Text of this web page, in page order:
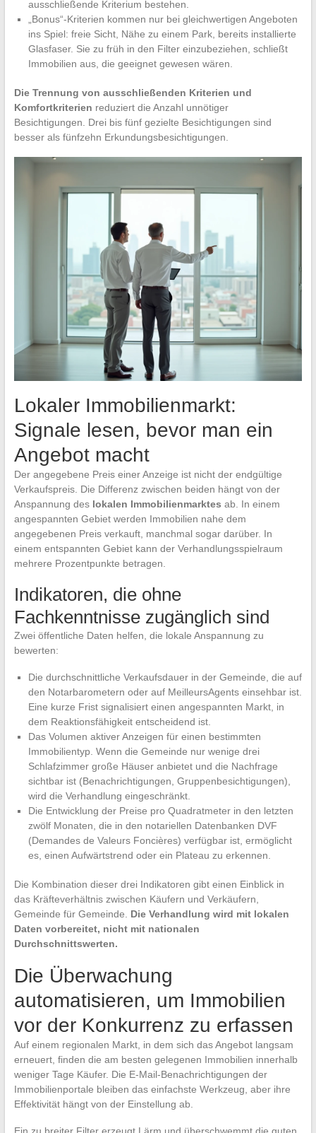
ausschließende Kriterium bestehen.
„Bonus“-Kriterien kommen nur bei gleichwertigen Angeboten
ins Spiel: freie Sicht, Nähe zu einem Park, bereits installierte
Glasfaser. Sie zu früh in den Filter einzubeziehen, schließt
Immobilien aus, die geeignet gewesen wären.
Die Trennung von ausschließenden Kriterien und
Komfortkriterien reduziert die Anzahl unnötiger
Besichtigungen. Drei bis fünf gezielte Besichtigungen sind
besser als fünfzehn Erkundungsbesichtigungen.
Lokaler Immobilienmarkt:
Signale lesen, bevor man ein
Angebot macht
Der angegebene Preis einer Anzeige ist nicht der endgültige
Verkaufspreis. Die Differenz zwischen beiden hängt von der
Anspannung des lokalen Immobilienmarktes ab. In einem
angespannten Gebiet werden Immobilien nahe dem
angegebenen Preis verkauft, manchmal sogar darüber. In
einem entspannten Gebiet kann der Verhandlungsspielraum
mehrere Prozentpunkte betragen.
Indikatoren, die ohne
Fachkenntnisse zugänglich sind
Zwei öffentliche Daten helfen, die lokale Anspannung zu
bewerten:
Die durchschnittliche Verkaufsdauer in der Gemeinde, die auf
den Notarbarometern oder auf MeilleursAgents einsehbar ist.
Eine kurze Frist signalisiert einen angespannten Markt, in
dem Reaktionsfähigkeit entscheidend ist.
Das Volumen aktiver Anzeigen für einen bestimmten
Immobilientyp. Wenn die Gemeinde nur wenige drei
Schlafzimmer große Häuser anbietet und die Nachfrage
sichtbar ist (Benachrichtigungen, Gruppenbesichtigungen),
wird die Verhandlung eingeschränkt.
Die Entwicklung der Preise pro Quadratmeter in den letzten
zwölf Monaten, die in den notariellen Datenbanken DVF
(Demandes de Valeurs Foncières) verfügbar ist, ermöglicht
es, einen Aufwärtstrend oder ein Plateau zu erkennen.
Die Kombination dieser drei Indikatoren gibt einen Einblick in
das Kräfteverhältnis zwischen Käufern und Verkäufern,
Gemeinde für Gemeinde. Die Verhandlung wird mit lokalen
Daten vorbereitet, nicht mit nationalen
Durchschnittswerten.
Die Überwachung
automatisieren, um Immobilien
vor der Konkurrenz zu erfassen
Auf einem regionalen Markt, in dem sich das Angebot langsam
erneuert, finden die am besten gelegenen Immobilien innerhalb
weniger Tage Käufer. Die E-Mail-Benachrichtigungen der
Immobilienportale bleiben das einfachste Werkzeug, aber ihre
Effektivität hängt von der Einstellung ab.